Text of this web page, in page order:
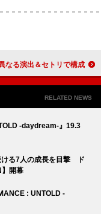
ンボーカル体制のツアー【DUOVERSE ep.1】は昼夜異なる演出＆セトリで構成
RELATED NEWS
-daydream-』19.3
ける7人の成長を目撃 ド
】開幕
: UNTOLD -